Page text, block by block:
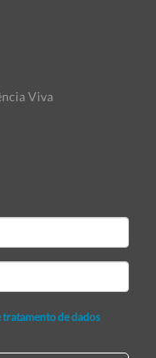
Viva
tratamento de dados